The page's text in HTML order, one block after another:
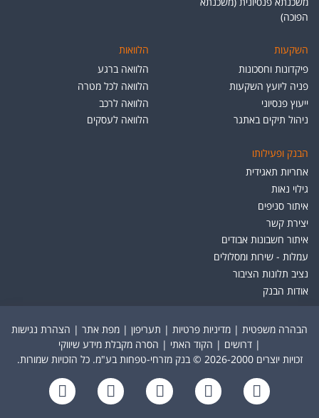
הפוכה)
השקעות
פיקדונות וחסכונות
פניה ליועץ השקעות
ייעוץ פנסיוני
ניהול תיקים באתגר
הלוואות
הלוואה ברגע
הלוואה לכל מטרה
הלוואה לרכב
הלוואה לעסקים
הבנק ופעילותו
אחריות תאגידית
גילוי נאות
איתור סניפים
יצירת קשר
איתור חשבונות אבודים
עמלות - שירות ומסלולים
נציב תלונות הציבור
אודות הבנק
הבהרה משפטית | מדיניות פרטיות | תעריפון | מפת אתר | הצהרת נגישות
| דרושים | הקוד האתי | הסרה מקבלת מידע שיווקי
זכויות יוצרים 2026-2000 © בנק מזרחי-טפחות בע"מ. כל הזכויות שמורות.